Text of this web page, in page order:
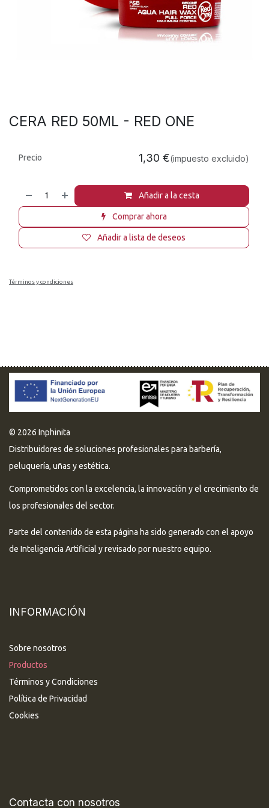
CERA RED 50ML - RED ONE
Añadir a la cesta
Comprar ahora
Añadir a lista de deseos
Precio 1,30 €(impuesto excluido)
Términos y condiciones
© 2026 Inphinita
Distribuidores de soluciones profesionales para barbería,
peluquería, uñas y estética.
Comprometidos con la excelencia, la innovación y el crecimiento de
los profesionales del sector.
Parte del contenido de esta página ha sido generado con el apoyo
de Inteligencia Artificial y revisado por nuestro equipo.
INFORMACIÓN
Sobre nosotros
Productos
Términos y Condiciones
Política de Privacidad
Cookies
Contacta con nosotros